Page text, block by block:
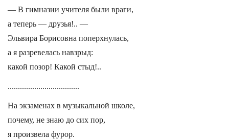
— В гимназии учителя были враги,
а теперь — друзья!.. —
Эльвира Борисовна поперхнулась,
а я разревелась навзрыд:
какой позор! Какой стыд!..
...................................
На экзаменах в музыкальной школе,
почему, не знаю до сих пор,
я произвела фурор.